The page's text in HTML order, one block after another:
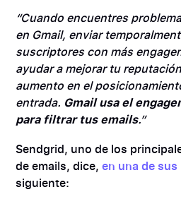
“Cuando encuentres
en Gmail, enviar
suscriptores con más
ayudar a mejorar tu
aumento en el
entrada. Gmail usa el
para filtrar tus emails.”
Sendgrid, uno de los
de emails, dice,en una de
siguiente: